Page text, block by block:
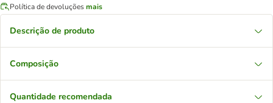
Política de devoluçõesmais
Descrição de produto
Composição
Quantidade recomendada